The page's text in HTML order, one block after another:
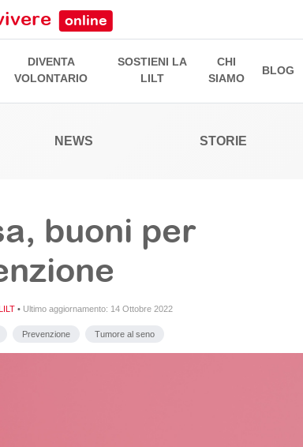
online
DIVENTA
VOLONTARIO
SOSTIENI LA
LILT
CHI
SIAMO
BLOG
NEWS STORIE
buoni per
• Ultimo aggiornamento: 14 Ottobre 2022
Prevenzione Tumore al seno